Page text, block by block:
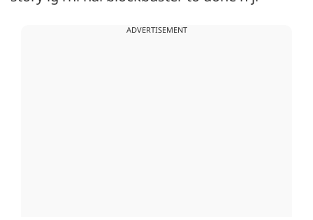
ADVERTISEMENT